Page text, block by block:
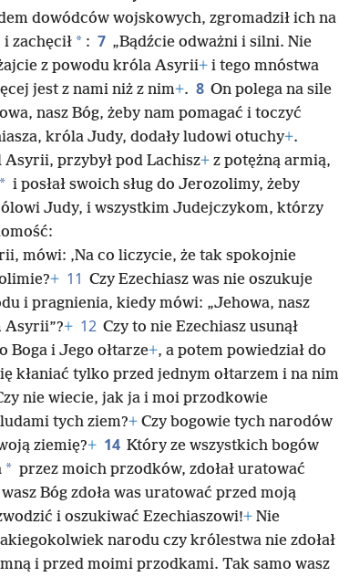
dowódców wojskowych, zgromadził ich na
zachęcił * : 7 „Bądźcie odważni i silni. Nie
z powodu króla Asyrii+ i tego mnóstwa
jest z nami niż z nim+. 8 On polega na sile
nasz Bóg, żeby nam pomagać i toczyć
króla Judy, dodały ludowi otuchy+.
przybył pod Lachisz+ z potężną armią,
* i posłał swoich sług do Jerozolimy, żeby
Judy, i wszystkim Judejczykom, którzy
mówi: ‚Na co liczycie, że tak spokojnie
+ 11 Czy Ezechiasz was nie oszukuje
i pragnienia, kiedy mówi: „Jehowa, nasz
Asyrii”?+ 12 Czy to nie Ezechiasz usunął
Boga i Jego ołtarze+, a potem powiedział do
kłaniać tylko przed jednym ołtarzem i na nim
nie wiecie, jak ja i moi przodkowie
tych ziem?+ Czy bogowie tych narodów
ziemię?+ 14 Który ze wszystkich bogów
* przez moich przodków, zdołał uratować
Bóg zdoła was uratować przed moją
i oszukiwać Ezechiaszowi!+ Nie
narodu czy królestwa nie zdołał
i przed moimi przodkami. Tak samo wasz